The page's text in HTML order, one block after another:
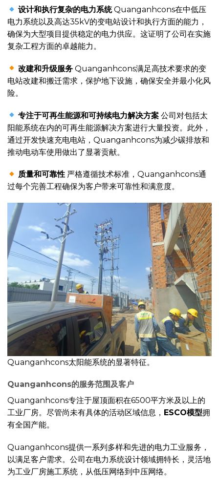
设计和执行复杂的电力系统Quanganhcons在中低压
电力系统以及高达35kV的变电站设计和执行方面的能力，
确保为大型项目提供稳定的电力供应。这证明了公司在实施
复杂工程方面的卓越能力。
改建和升级服务 Quanganhcons满足高技术要求的变
电站改建和搬迁需求，保护地下设施，确保安全并最小化风
险。
专注于可再生能源和可持续电力解决方案 公司对包括太
阳能系统在内的可再生能源解决方案进行大量投资。此外，
通过开发快速充电电站，Quanganhcons为减少碳排放和
推动电动车使用做出了显著贡献。
质量和可靠性 严格遵循技术标准，Quanganhcons通
过每个完善工程确保为客户带来可靠性和满意度。
Quanganhcons太阳能系统的显著特征。
Quanganhcons的服务范围及客户
Quanganhcons专注于屋顶面积在6500平方米及以上的
工业厂房。尽管尚未有具体的活动区域信息， ESCO模型拥
有全国产能。
Quanganhcons提供一系列多样和先进的电力工业服务，
以满足客户需求。公司在电力系统设计领域拥特长，灵活地
为工业厂房施工系统，从低压网络到中压网络。